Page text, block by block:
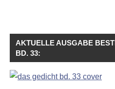
AKTUELLE AUSGABE
BD. 33: